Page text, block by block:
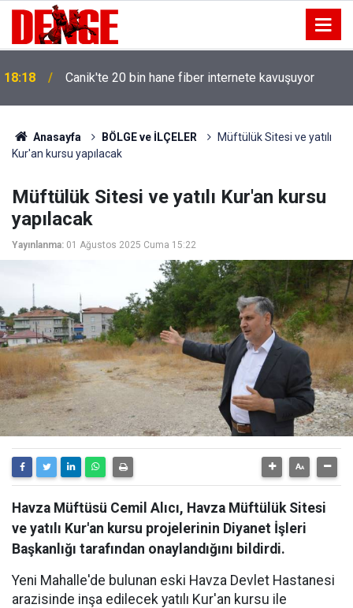
18:18 Canik'te 20 bin hane fiber internete kavuşuyor
Anasayfa BÖLGE ve İLÇELER
Müftülük Sitesi ve yatılı
Kur'an kursu yapılacak
Müftülük Sitesi ve yatılı Kur'an kursu
yapılacak
Yayınlanma: 01 Ağustos 2025 Cuma 15:22
Havza Müftüsü Cemil Alıcı, Havza Müftülük Sitesi
ve yatılı Kur'an kursu projelerinin Diyanet İşleri
Başkanlığı tarafından onaylandığını bildirdi.
Yeni Mahalle'de bulunan eski Havza Devlet Hastanesi
arazisinde inşa edilecek yatılı Kur'an kursu ile